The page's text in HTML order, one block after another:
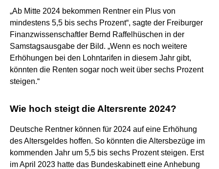
„Ab Mitte 2024 bekommen Rentner ein Plus von
mindestens 5,5 bis sechs Prozent“, sagte der Freiburger
Finanzwissenschaftler Bernd Raffelhüschen in der
Samstagsausgabe der Bild. „Wenn es noch weitere
Erhöhungen bei den Lohntarifen in diesem Jahr gibt,
könnten die Renten sogar noch weit über sechs Prozent
steigen.“
Wie hoch steigt die Altersrente 2024?
Deutsche Rentner können für 2024 auf eine Erhöhung
des Altersgeldes hoffen. So könnten die Altersbezüge im
kommenden Jahr um 5,5 bis sechs Prozent steigen. Erst
im April 2023 hatte das Bundeskabinett eine Anhebung